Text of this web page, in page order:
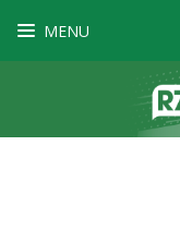
MENU